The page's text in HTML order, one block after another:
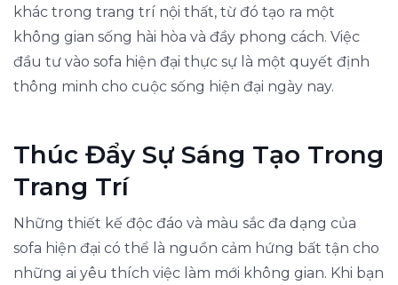
khác trong trang trí nội thất, từ đó tạo ra một
không gian sống hài hòa và đầy phong cách. Việc
đầu tư vào sofa hiện đại thực sự là một quyết định
thông minh cho cuộc sống hiện đại ngày nay.
Thúc Đẩy Sự Sáng Tạo Trong
Trang Trí
Những thiết kế độc đáo và màu sắc đa dạng của
sofa hiện đại có thể là nguồn cảm hứng bất tận cho
những ai yêu thích việc làm mới không gian. Khi bạn